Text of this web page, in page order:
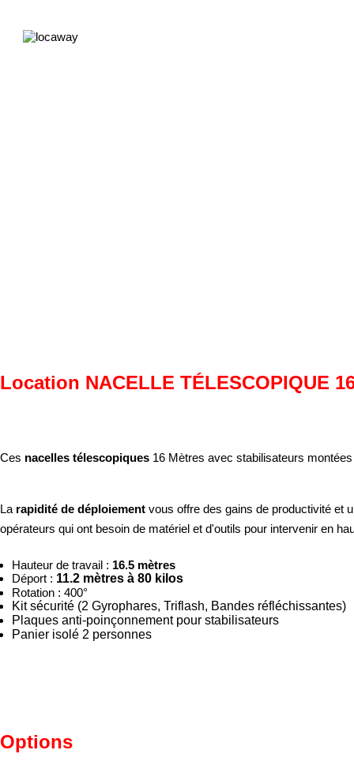
Location NACELLE TÉLESCOPIQUE
Ces nacelles télescopiques 16 Mètres avec stabilisateurs
La rapidité de déploiement vous offre des gains de productivité et
opérateurs qui ont besoin de matériel et d'outils pour intervenir en
Hauteur de travail : 16.5 mètres
Déport : 11.2 mètres à 80 kilos
Rotation : 400°
Kit sécurité (2 Gyrophares, Triflash, Bandes réfléchissantes)
Plaques anti-poinçonnement pour stabilisateurs
Panier isolé 2 personnes
Options